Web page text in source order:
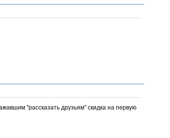
"рассказать друзьям" скидка на первую